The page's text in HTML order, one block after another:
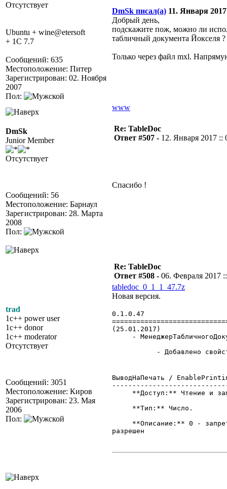
Отсутствует
Ubuntu + wine@etersoft
+ 1C 7.7
Сообщений: 635
Местоположение: Питер
Зарегистрирован: 02. Ноября
2007
Пол:
DmSk писал(а) 11. Января
Добрый день,
подскажите пож, можно ли
табличный документа Йокселя ?
Только через файл mxl.
www
DmSk
Junior Member
Отсутствует
Сообщений: 56
Местоположение: Барнаул
Зарегистрирован: 28. Марта
2008
Пол:
Re: TableDoc
Ответ #507 - 12. Января 2017 ::
Спасибо !
trad
1c++ power user
1c++ donor
1c++ moderator
Отсутствует
Сообщений: 3051
Местоположение: Киров
Зарегистрирован: 23. Мая
2006
Пол:
Re: TableDoc
Ответ #508 - 06. Февраля 2017
tabledoc_0_1_1_47.7z
Новая версия.
0.1.0.47
(25.01.2017)
-
- Добавлено свойство
ВыводНаПечать /
**Доступ:** Чтение и
**Тип:** Число.
**Описание:** 0 - запрет
разрешен